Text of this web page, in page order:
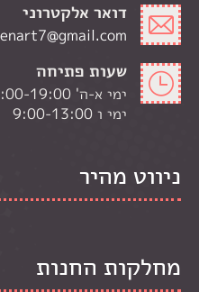
דואר אלקטרוני
שעות פתיחה
ימי א-ה' 9:00-19:00
ימי ו 9:00-13:00
ניווט מהיר
מחלקות החנות